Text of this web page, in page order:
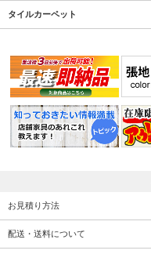
タイルカーペット
お見積り方法
配送・送料について